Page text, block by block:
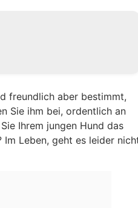
freundlich aber bestimmt,
Sie ihm bei, ordentlich an
Ihrem jungen Hund das
Im Leben, geht es leider